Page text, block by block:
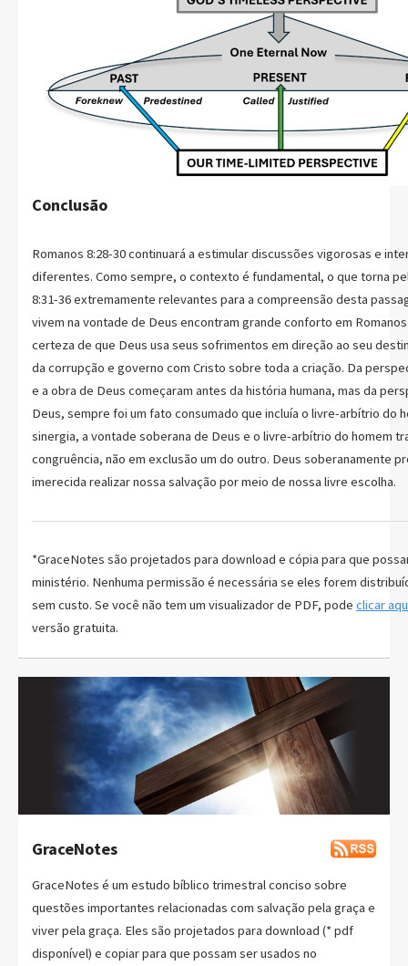
Conclusão
Romanos 8:28-30 continuará a estimular discussões vigorosas e
diferentes. Como sempre, o contexto é fundamental, o que torna
8:31-36 extremamente relevantes para a compreensão desta
vivem na vontade de Deus encontram grande conforto em
certeza de que Deus usa seus sofrimentos em direção ao seu
da corrupção e governo com Cristo sobre toda a criação. Da
e a obra de Deus começaram antes da história humana, mas da
Deus, sempre foi um fato consumado que incluía o livre-arbítrio do
sinergia, a vontade soberana de Deus e o livre-arbítrio do homem
congruência, não em exclusão um do outro. Deus soberanamente
imerecida realizar nossa salvação por meio de nossa livre escolha.
*GraceNotes são projetados para download e cópia para que
ministério. Nenhuma permissão é necessária se eles forem
sem custo. Se você não tem um visualizador de PDF, pode clicar
versão gratuita.
GraceNotes
GraceNotes é um estudo bíblico trimestral conciso sobre
questões importantes relacionadas com salvação pela graça e
viver pela graça. Eles são projetados para download (* pdf
disponível) e copiar para que possam ser usados no